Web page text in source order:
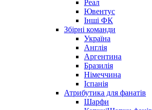
Реал
Ювентус
Інші ФК
Збірні команди
Україна
Англія
Аргентина
Бразилія
Німеччина
Іспанія
Атрибутика для фанатів
Шарфи